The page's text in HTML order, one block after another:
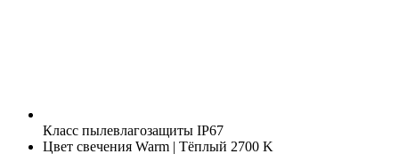
Класс пылевлагозащиты IP67
Цвет свечения Warm | Тёплый 2700 K